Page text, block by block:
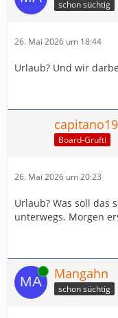
schon süchtig
26. Mai 2026 um 18:44
Urlaub? Und wir
capitano19
Board-Grufti
26. Mai 2026 um 20:23
Urlaub? Was soll das
unterwegs. Morgen
Online Mangahn
schon süchtig